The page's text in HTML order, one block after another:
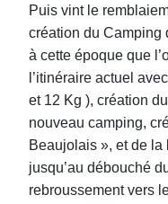
Puis vint le
création du Camping
à cette époque que
l’itinéraire actuel
et 12 Kg ), création
nouveau camping,
Beaujolais », et de
jusqu’au débouché
rebroussement vers